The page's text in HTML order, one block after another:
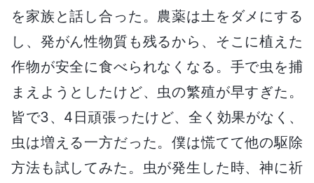
を家族と話し合った。農薬は土をダメにする
し、発がん性物質も残るから、そこに植えた
作物が安全に食べられなくなる。手で虫を捕
まえようとしたけど、虫の繁殖が早すぎた。
皆で3、4日頑張ったけど、全く効果がなく、
虫は増える一方だった。僕は慌てて他の駆除
方法も試してみた。虫が発生した時、神に祈